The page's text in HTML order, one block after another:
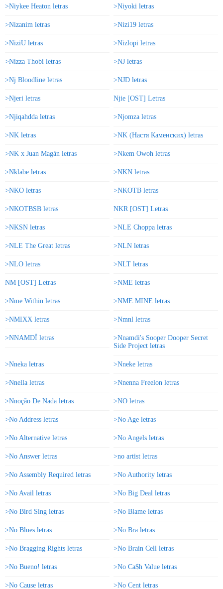
>Niykee Heaton letras >Niyoki letras
>Nizanim letras >Nizi19 letras
>NiziU letras >Nizlopi letras
>Nizza Thobi letras >NJ letras
>Nj Bloodline letras >NJD letras
>Njeri letras Njie [OST] Letras
>Njiqahdda letras >Njomza letras
>NK letras >NK (Настя Каменских) letras
>NK x Juan Magán letras >Nkem Owoh letras
>Nklabe letras >NKN letras
>NKO letras >NKOTB letras
>NKOTBSB letras NKR [OST] Letras
>NKSN letras >NLE Choppa letras
>NLE The Great letras >NLN letras
>NLO letras >NLT letras
NM [OST] Letras >NME letras
>Nme Within letras >NME.MINE letras
>NMIXX letras >Nmnl letras
>NNAMDÏ letras
>Nnamdi's Sooper Dooper Secret
Side Project letras
>Nneka letras >Nneke letras
>Nnella letras >Nnenna Freelon letras
>Nnoção De Nada letras >NO letras
>No Address letras >No Age letras
>No Alternative letras >No Angels letras
>No Answer letras >no artist letras
>No Assembly Required letras >No Authority letras
>No Avail letras >No Big Deal letras
>No Bird Sing letras >No Blame letras
>No Blues letras >No Bra letras
>No Bragging Rights letras >No Brain Cell letras
>No Bueno! letras >No Ca$h Value letras
>No Cause letras >No Cent letras